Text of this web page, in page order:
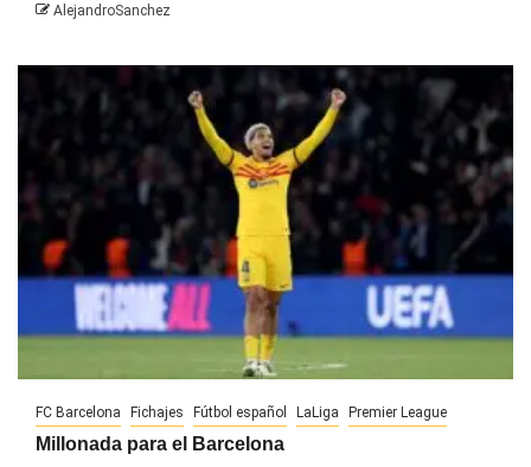
AlejandroSanchez
FC Barcelona Fichajes Fútbol español LaLiga Premier League
Millonada para el Barcelona